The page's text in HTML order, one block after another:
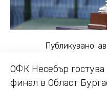
Публикувано:
ОФК Несебър
финал в Област